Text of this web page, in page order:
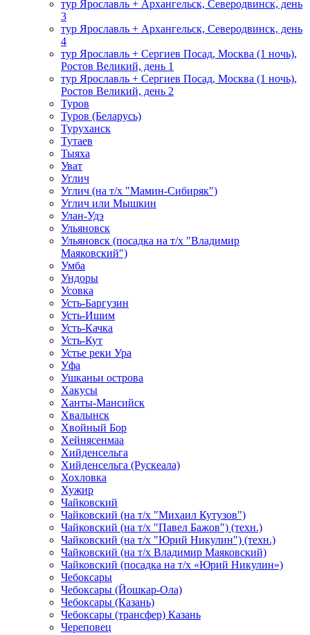
тур Ярославль + Архангельск, Северодвинск, день
3
тур Ярославль + Архангельск, Северодвинск, день
4
тур Ярославль + Сергиев Посад, Москва (1 ночь),
Ростов Великий, день 1
тур Ярославль + Сергиев Посад, Москва (1 ночь),
Ростов Великий, день 2
Туров
Туров (Беларусь)
Туруханск
Тутаев
Тыяха
Уват
Углич
Углич (на т/х "Мамин-Сибиряк")
Углич или Мышкин
Улан-Удэ
Ульяновск
Ульяновск (посадка на т/х "Владимир
Маяковский")
Умба
Ундоры
Усовка
Усть-Баргузин
Усть-Ишим
Усть-Качка
Усть-Кут
Устье реки Ура
Уфа
Ушканьи острова
Хакусы
Ханты-Мансийск
Хвалынск
Хвойный Бор
Хейнясенмаа
Хийденсельга
Хийденсельга (Рускеала)
Хохловка
Хужир
Чайковский
Чайковский (на т/х "Михаил Кутузов")
Чайковский (на т/х "Павел Бажов") (техн.)
Чайковский (на т/х "Юрий Никулин") (техн.)
Чайковский (на т/х Владимир Маяковский)
Чайковский (посадка на т/х «Юрий Никулин»)
Чебоксары
Чебоксары (Йошкар-Ола)
Чебоксары (Казань)
Чебоксары (трансфер) Казань
Череповец